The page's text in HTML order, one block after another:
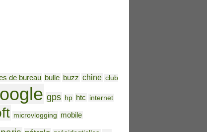
de bureau bulle buzz chine club
gps hp htc internet
microvlogging mobile